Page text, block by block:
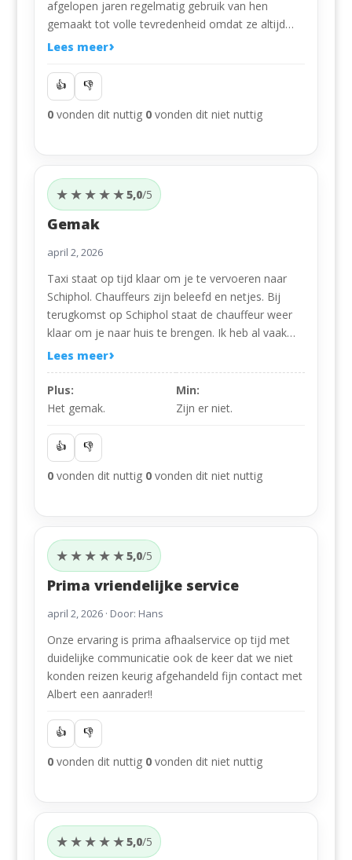
afgelopen jaren regelmatig gebruik van hen
gemaakt tot volle tevredenheid omdat ze altijd
stip op tijd aanwezig zijn zowel bij je thuis als op
om voor een redelijke prijs van hun diensten
gebruik te maken
Lees meer
👍 👎
0vonden dit nuttig 0vonden dit niet nuttig
★★★★★5,0/5
Gemak
april 2, 2026
Taxi staat op tijd klaar om je te vervoeren naar
Schiphol. Chauffeurs zijn beleefd en netjes. Bij
terugkomst op Schiphol staat de chauffeur weer
klaar om je naar huis te brengen. Ik heb al vaak
gebruik gemaakt van luchthavenexpress naar volle
tevredenheid. En de prijs doet niet onder voor het
parkeren op P3.
Lees meer
Plus:
Het gemak.
Min:
Zijn er niet.
👍 👎
0vonden dit nuttig 0vonden dit niet nuttig
★★★★★5,0/5
Prima vriendelijke service
april 2, 2026· Door: Hans
Onze ervaring is prima afhaalservice op tijd met
duidelijke communicatie ook de keer dat we niet
konden reizen keurig afgehandeld fijn contact met
Albert een aanrader!!
👍 👎
0vonden dit nuttig 0vonden dit niet nuttig
★★★★★5,0/5